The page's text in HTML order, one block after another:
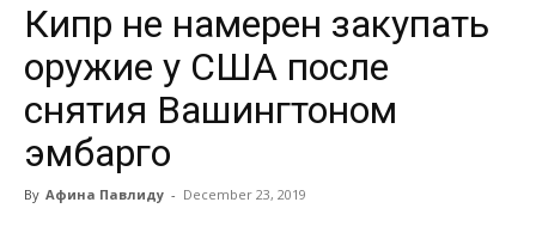
Кипр не намерен закупать
оружие у США после
снятия Вашингтоном
эмбарго
By Афина Павлиду - December 23, 2019